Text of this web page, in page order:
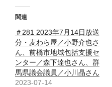
関連
＃281 2023年7月14日放送
分・麦わら屋／小野介也さ
ん、前橋市地域包括支援セ
ンター／森下達也さん、群
馬県議会議員／小川晶さん
2023-07-14